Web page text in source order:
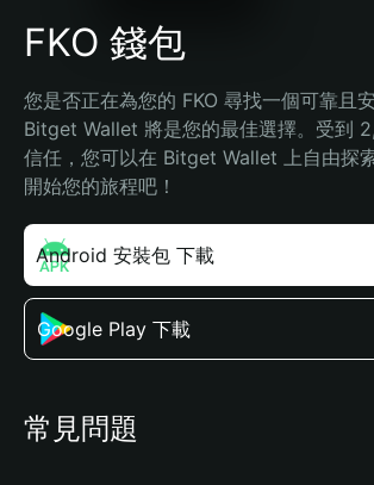
FKO 錢包
您是否正在為您的 FKO 尋找一個可靠且
Bitget Wallet 將是您的最佳選擇。受到
信任，您可以在 Bitget Wallet 上自由探
開始您的旅程吧！
Android 安裝包 下載
Google Play 下載
常見問題